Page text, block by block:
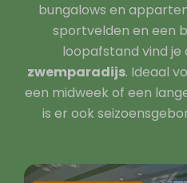
bungalows en
sportvelden en een
loopafstand vind
zwemparadijs. Ideaal
een midweek of een
is er ook